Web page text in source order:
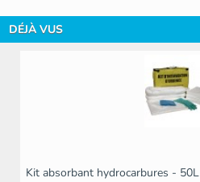
DÉJÀ VUS
Kit absorbant hydrocarbures - 50L